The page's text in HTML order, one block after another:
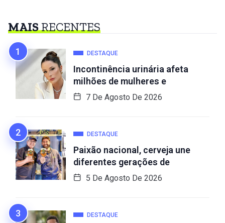
MAISRECENTES
DESTAQUE
Incontinência urinária afeta
milhões de mulheres e
7 De Agosto De 2026
DESTAQUE
Paixão nacional, cerveja une
diferentes gerações de
5 De Agosto De 2026
DESTAQUE